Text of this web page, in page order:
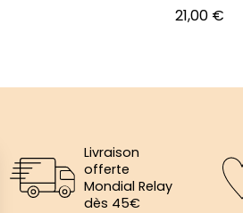
Prix
21,00 €
Livraison
offerte
Mondial Relay
dès 45€